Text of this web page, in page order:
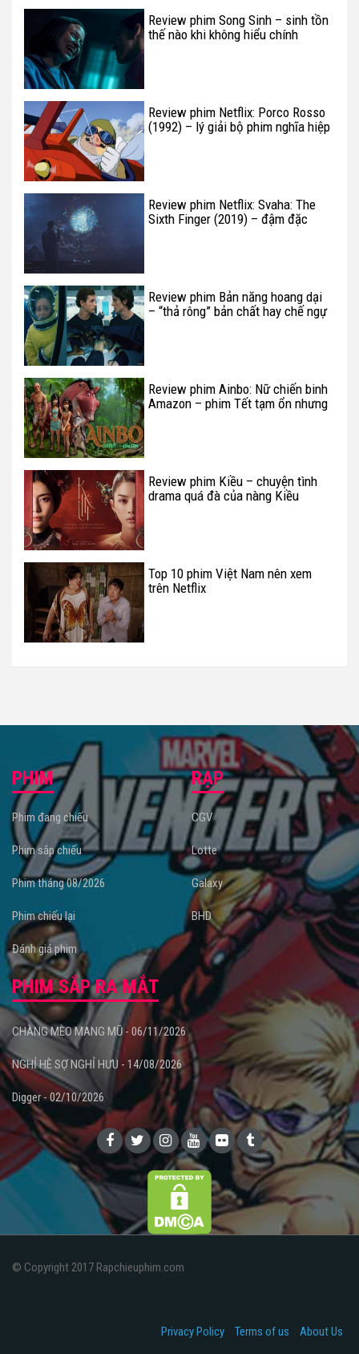
Review phim Song Sinh – sinh tồn
thế nào khi không hiểu chính
Review phim Netflix: Porco Rosso
(1992) – lý giải bộ phim nghĩa hiệp
Review phim Netflix: Svaha: The
Sixth Finger (2019) – đậm đặc
Review phim Bản năng hoang dại
– “thả rông” bản chất hay chế ngự
Review phim Ainbo: Nữ chiến binh
Amazon – phim Tết tạm ổn nhưng
Review phim Kiều – chuyện tình
drama quá đà của nàng Kiều
Top 10 phim Việt Nam nên xem
trên Netflix
PHIM
Phim đang chiếu
Phim sắp chiếu
Phim tháng 08/2026
Phim chiếu lại
Đánh giá phim
RẠP
CGV
Lotte
Galaxy
BHD
PHIM SẮP RA MẮT
CHÀNG MÈO MANG MŨ - 06/11/2026
NGHỈ HÈ SỢ NGHỈ HƯU - 14/08/2026
Digger - 02/10/2026
© Copyright 2017 Rapchieuphim.com
Privacy Policy Terms of us About Us